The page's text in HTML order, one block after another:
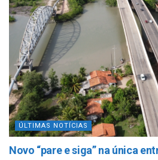
ÚLTIMAS NOTÍCIAS
Novo “pare e siga” na única